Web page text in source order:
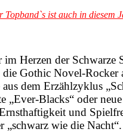
Topband`s ist auch in diesem
Herzen der Schwarze
die Gothic Novel-Rocker
dem Erzählzyklus
„Ever-Blacks“ oder
und
„schwarz wie die